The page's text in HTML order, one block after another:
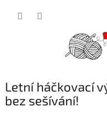
Letní háčkovací
bez sešívání!